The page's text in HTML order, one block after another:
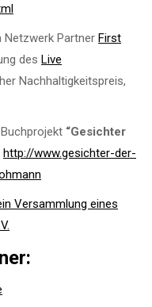
Partner First
des Live
Nachhaltigkeitspreis,
“Gesichter
http://www.gesichter-der-
Versammlung eines